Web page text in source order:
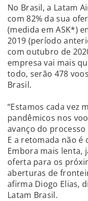
No Brasil, a Latam
com 82% da sua
(medida em ASK*)
2019 (período
com outubro de
empresa vai mais
todo, serão 478
Brasil.
“Estamos cada vez
pandêmicos nos
avanço do
E a retomada não
Embora mais lenta,
oferta para os
aberturas de
afirma Diogo Elias,
Latam Brasil.